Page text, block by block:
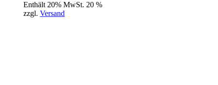
Enthält 20% MwSt. 20 %
zzgl. Versand